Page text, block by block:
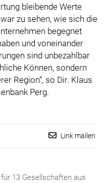
bleibende Werte
zu sehen, wie sich die
begegnet
und voneinander
sind unbezahlbar
Können, sondern
Region“, so Dir. Klaus
Perg.
Link mailen
13 Gesellschaften aus